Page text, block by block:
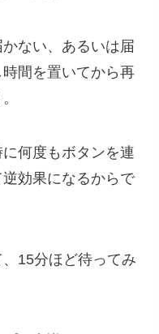
ない、あるいは届
間を置いてから再
何度もボタンを連
効果になるからで
15分ほど待ってみ